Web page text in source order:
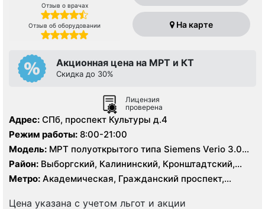
Отзыв о врачах
Отзыв об оборудовании На карте
Акционная цена на МРТ и КТ
Скидка до 30%
Лицензия
проверена
Адрес: СПб, проспект Культуры д.4
Режим работы: 8:00-21:00
Модель: МРТ полуоткрытого типа Siemens Verio 3.0
Тесла, МРТ GE Signa HDx 1.5 Тесла, КТ Siemens
Somatom Definition 64 среза
Район: Выборгский, Калининский, Кронштадтский,
Курортный, Ленинградская область, Приморский
Метро: Академическая, Гражданский проспект,
Политехническая, Проспект Просвещения, Удельная
Цена указана с учетом льгот и акции